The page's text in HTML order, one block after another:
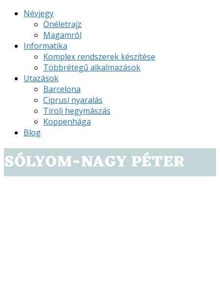
Névjegy
Önéletrajz
Magamról
Informatika
Komplex rendszerek készítése
Többrétegű alkalmazások
Utazások
Barcelona
Ciprusi nyaralás
Tiroli hegymászás
Koppenhága
Blog
SÓLYOM-NAGY PÉTER